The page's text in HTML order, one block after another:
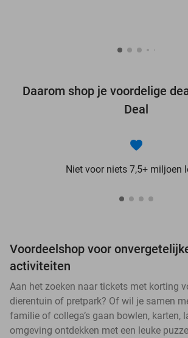
Daarom shop je voordelige
Deal
Niet voor niets 7,5+ miljoen
Voordeelshop voor
activiteiten
Aan het zoeken naar tickets met korting
dierentuin of pretpark? Of wil je samen
familie of collega’s gaan bowlen, karten,
omgeving ontdekken met een leuke